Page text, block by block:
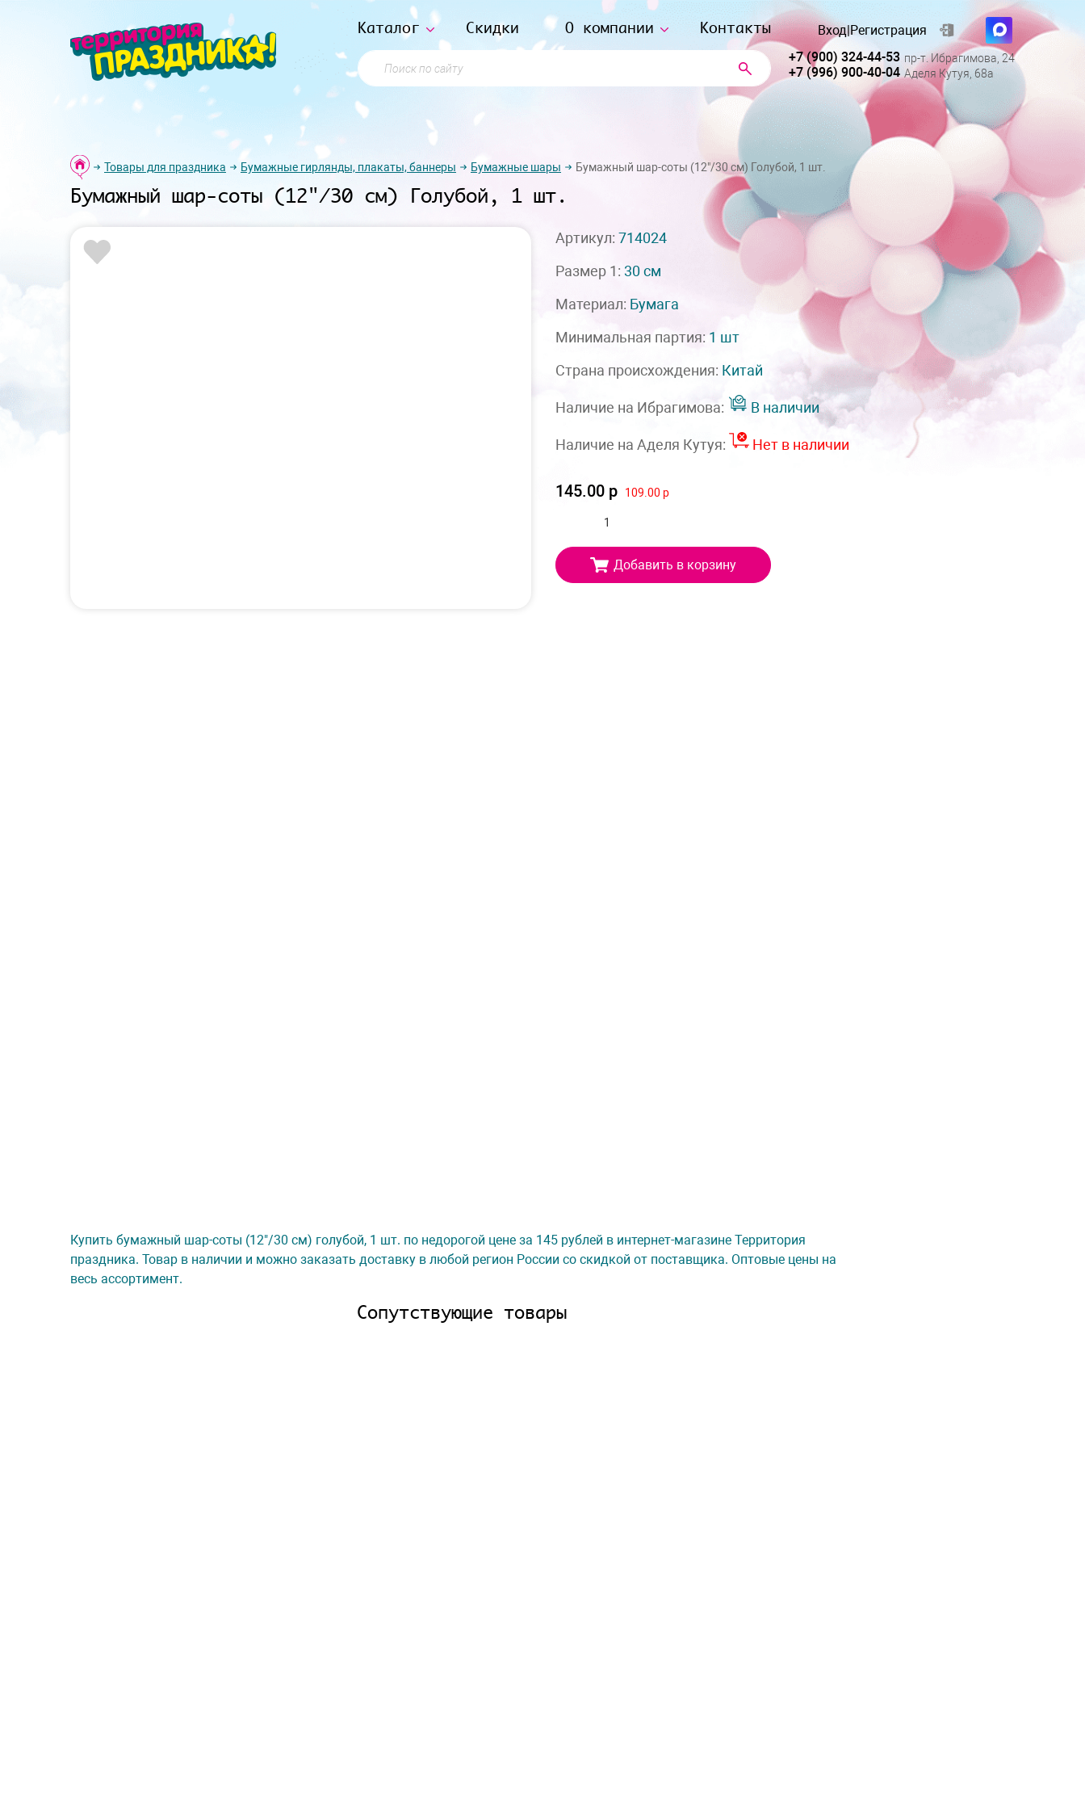
Каталог Скидки О компании Контакты
Поиск по сайту
Вход|Регистрация
+7 (900) 324-44-53 пр-т. Ибрагимова, 24
+7 (996) 900-40-04 Аделя Кутуя, 68а
Товары для праздника Бумажные гирлянды, плакаты, баннеры Бумажные шары Бумажный шар-соты (12"/30 см) Голубой, 1 шт.
Бумажный шар-соты (12"/30 см) Голубой, 1 шт.
Артикул: 714024
Размер 1: 30 см
Материал: Бумага
Минимальная партия: 1 шт
Страна происхождения: Китай
Наличие на Ибрагимова: В наличии
Наличие на Аделя Кутуя: Нет в наличии
145.00 р 109.00 р
Добавить в корзину
Купить бумажный шар-соты (12"/30 см) голубой, 1 шт. по недорогой цене за 145 рублей в интернет-магазине Территория
праздника. Товар в наличии и можно заказать доставку в любой регион России со скидкой от поставщика. Оптовые цены на
весь ассортимент.
Сопутствующие товары